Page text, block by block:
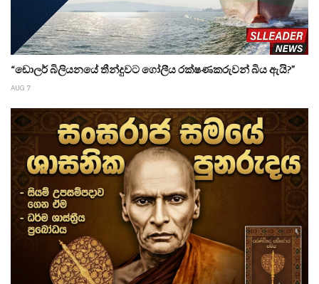
“ඩොලර් බිලියනයේ තීන්දුවට ගෝලීය රක්ෂණකරුවන් බිය ඇයි?”
AUG 7